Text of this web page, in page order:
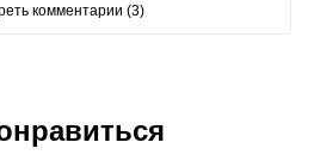
комментарии (3)